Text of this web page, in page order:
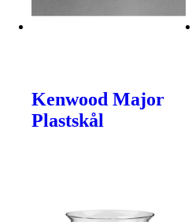
Kenwood Major
Plastskål